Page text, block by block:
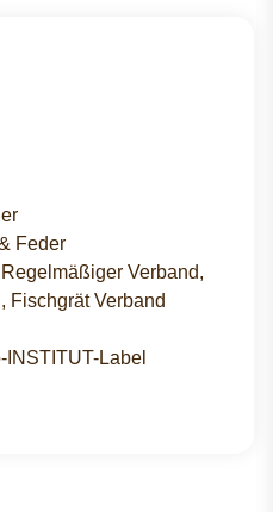
Feder
Verband,
Fischgrät Verband
Label